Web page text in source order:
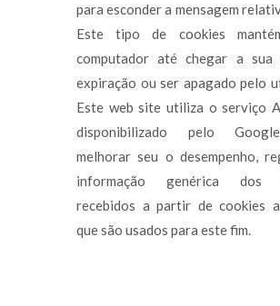
para esconder a mensagem
Este tipo de cookies
computador até chegar a sua
expiração ou ser apagado pelo
Este web site utiliza o serviço
disponibilizado pelo
melhorar seu o desempenho,
informação genérica dos
recebidos a partir de cookies
que são usados para este fim.